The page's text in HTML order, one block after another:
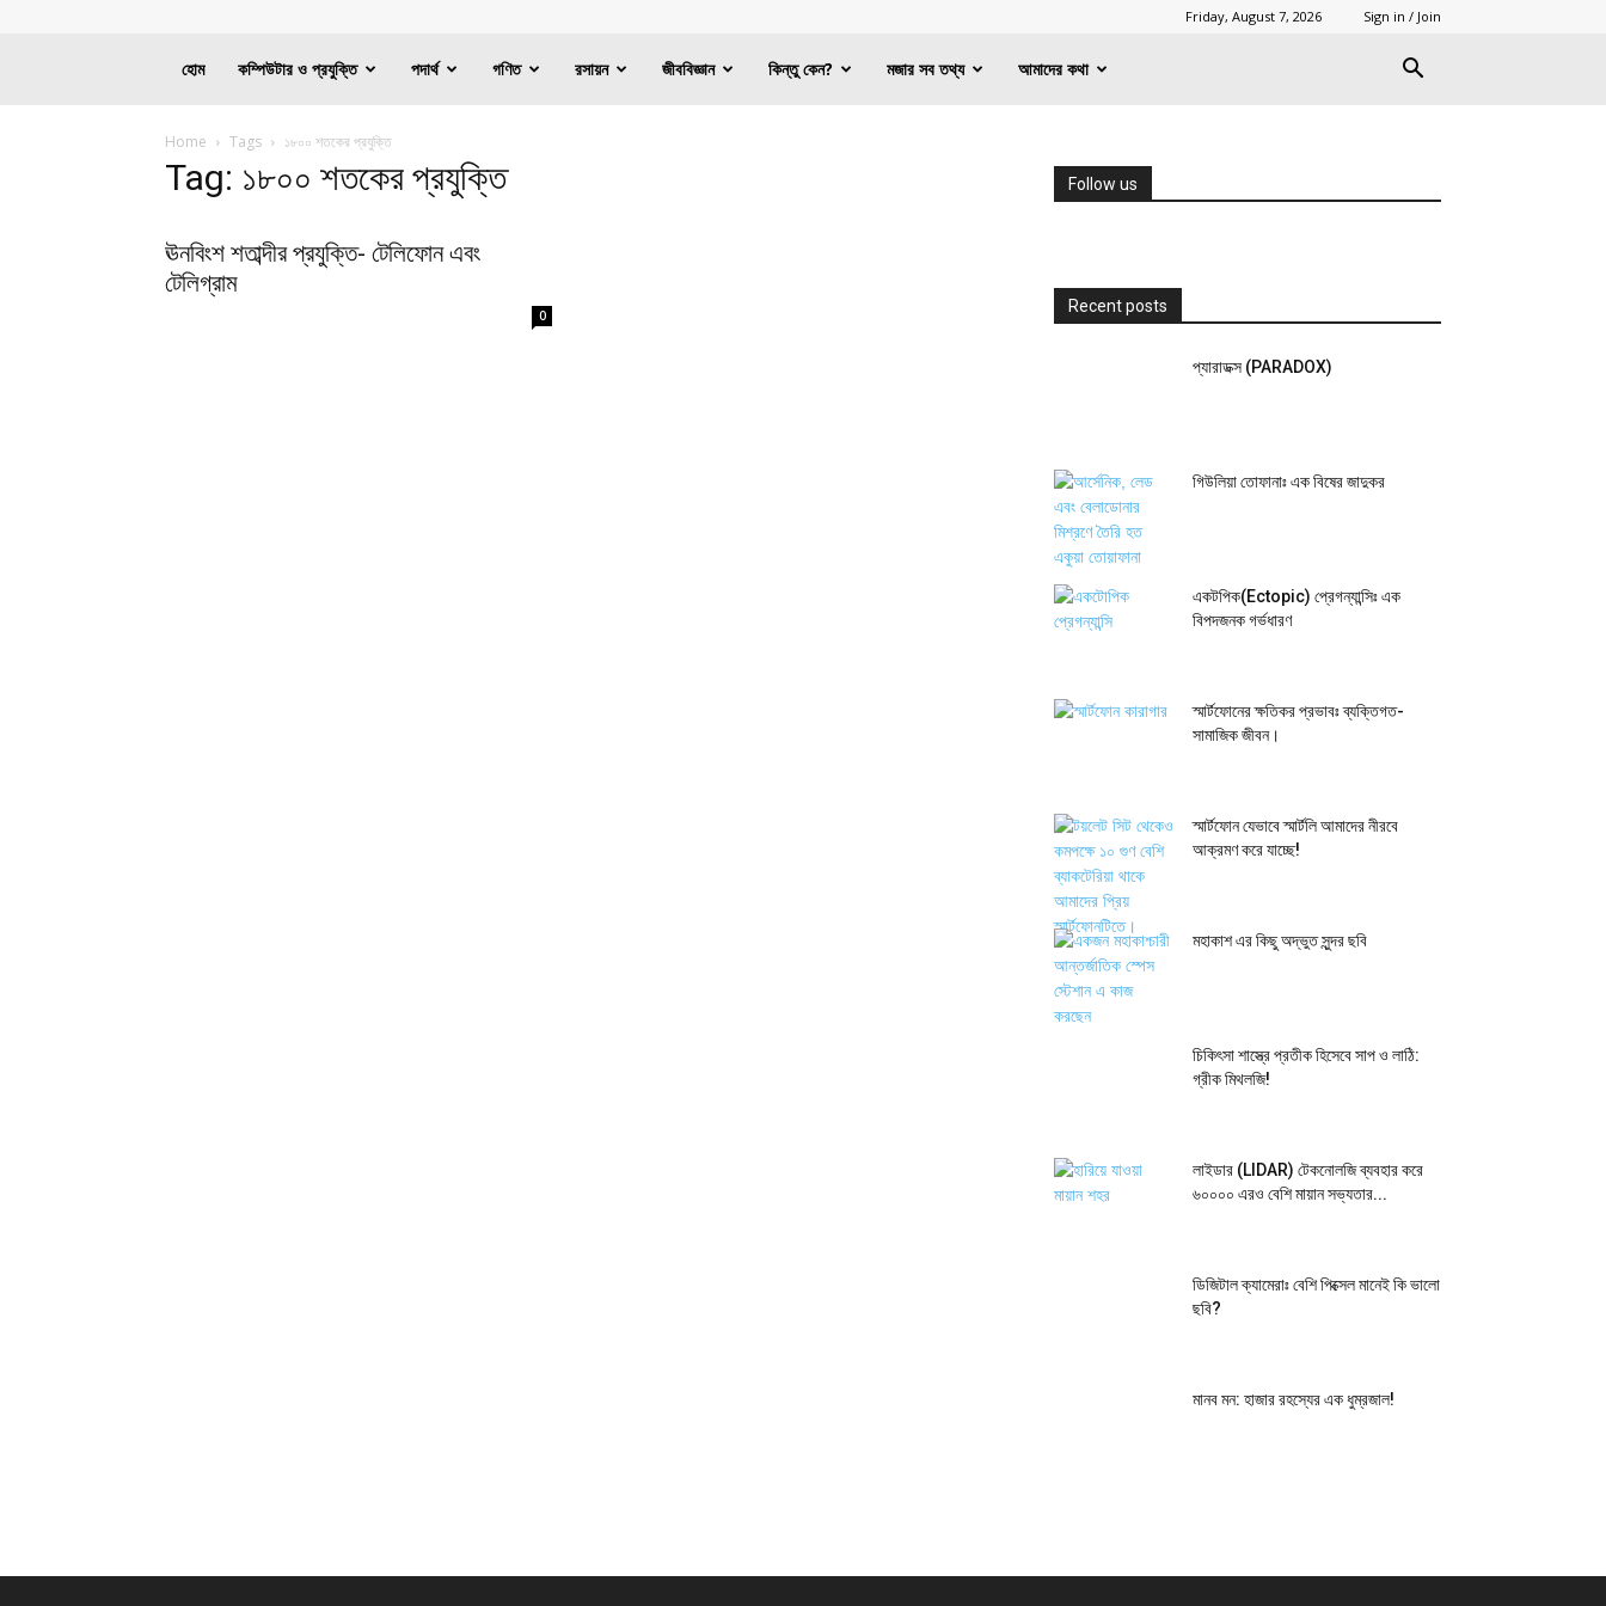
Friday, August 7, 2026 Sign in / Join
হোম কম্পিউটার ও প্রযুক্তি পদার্থ গণিত রসায়ন জীববিজ্ঞান কিন্তু কেন? মজার সব তথ্য আমাদের কথা
Home Tags ১৮০০ শতকের প্রযুক্তি
Tag: ১৮০০ শতকের প্রযুক্তি
ঊনবিংশ শতাব্দীর প্রযুক্তি- টেলিফোন এবং
টেলিগ্রাম
0
Follow us
Recent posts
প্যারাডক্স (PARADOX)
গিউলিয়া তোফানাঃ এক বিষের জাদুকর
একটপিক(Ectopic) প্রেগন্যান্সিঃ এক
বিপদজনক গর্ভধারণ
স্মার্টফোনের ক্ষতিকর প্রভাবঃ ব্যক্তিগত-
সামাজিক জীবন।
স্মার্টফোন যেভাবে স্মার্টলি আমাদের নীরবে
আক্রমণ করে যাচ্ছে!
মহাকাশ এর কিছু অদ্ভুত সুন্দর ছবি
চিকিৎসা শাস্ত্রে প্রতীক হিসেবে সাপ ও লাঠি:
গ্রীক মিথলজি!
লাইডার (LIDAR) টেকনোলজি ব্যবহার করে
৬০০০০ এরও বেশি মায়ান সভ্যতার...
ডিজিটাল ক্যামেরাঃ বেশি পিক্সেল মানেই কি ভালো
ছবি?
মানব মন: হাজার রহস্যের এক ধুম্রজাল!